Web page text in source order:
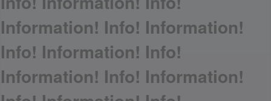
Information! Info! Information!
Info! Information! Info!
Information! Info! Information!